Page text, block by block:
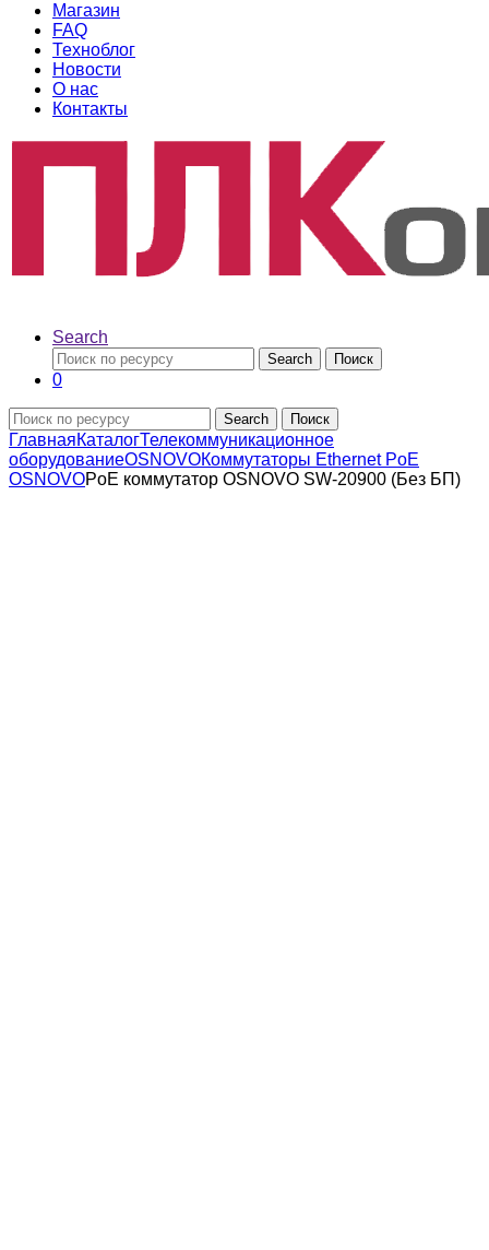
Магазин
FAQ
Техноблог
Новости
О нас
Контакты
Search
Search Поиск
0
Search Поиск
ГлавнаяКаталогТелекоммуникационное
оборудованиеOSNOVOКоммутаторы Ethernet PoE
OSNOVOPoE коммутатор OSNOVO SW-20900 (Без БП)